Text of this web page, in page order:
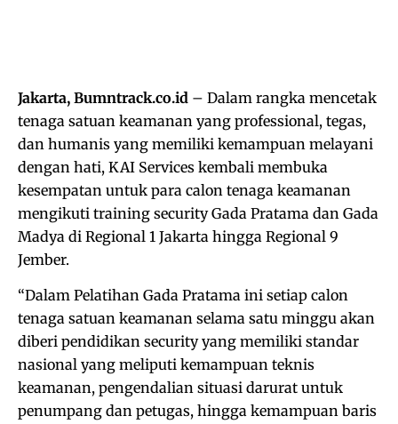
Jakarta, Bumntrack.co.id – Dalam rangka mencetak
tenaga satuan keamanan yang professional, tegas,
dan humanis yang memiliki kemampuan melayani
dengan hati, KAI Services kembali membuka
kesempatan untuk para calon tenaga keamanan
mengikuti training security Gada Pratama dan Gada
Madya di Regional 1 Jakarta hingga Regional 9
Jember.
“Dalam Pelatihan Gada Pratama ini setiap calon
tenaga satuan keamanan selama satu minggu akan
diberi pendidikan security yang memiliki standar
nasional yang meliputi kemampuan teknis
keamanan, pengendalian situasi darurat untuk
penumpang dan petugas, hingga kemampuan baris